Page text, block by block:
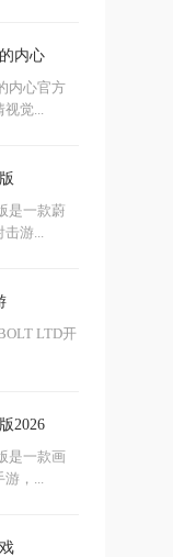
内心
内心官方
视觉...
是一款蔚
游...
LTD开
2026
是一款画
，...